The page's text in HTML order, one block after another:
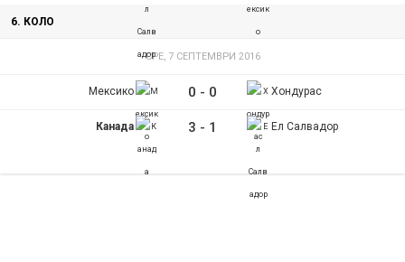
6. КОЛО
СРЕ, 7 СЕПТЕМВРИ 2016
Мексико 0 - 0 Хондурас
Канада 3 - 1 Ел Салвадор